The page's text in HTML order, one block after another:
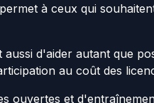
à ceux qui
aussi d'aider autant que
au coût des
ouvertes et